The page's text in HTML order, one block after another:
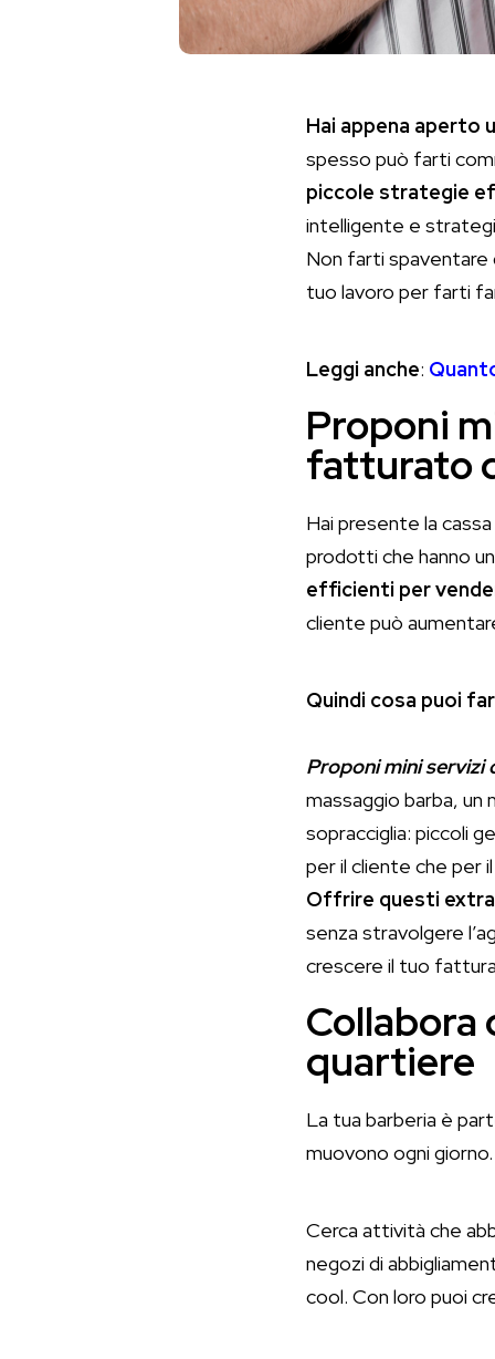
Hai appena aperto
spesso può farti
piccole strategie
intelligente e
Non farti spaventare
tuo lavoro per farti
Leggi anche:
Proponi
fatturato
Hai presente la
prodotti che hanno
efficienti per
cliente può
Quindi cosa puoi
Proponi mini servizi
massaggio barba, un
sopracciglia: piccoli
per il cliente che per
Offrire questi
senza stravolgere
crescere il tuo
Collabora
quartiere
La tua barberia è
muovono ogni
Cerca attività che
negozi di
cool. Con loro puoi